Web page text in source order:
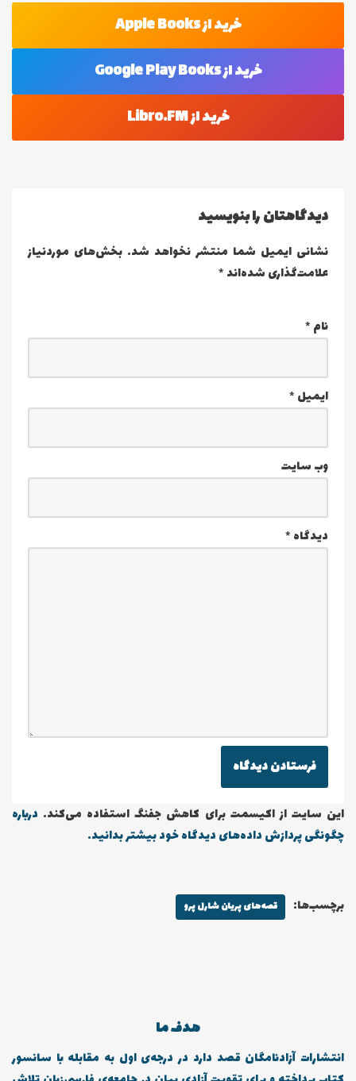
خرید از Apple Books
خرید از Google Play Books
خرید از Libro.FM
دیدگاهتان را بنویسید
نشانی ایمیل شما منتشر نخواهد شد. بخش‌های موردنیاز
علامت‌گذاری شده‌اند*
نام*
ایمیل*
وب‌ سایت
دیدگاه*
این سایت از اکیسمت برای کاهش جفنگ استفاده می‌کند. درباره
چگونگی پردازش داده‌های دیدگاه خود بیشتر بدانید.
برچسب‌ها: قصه‌های پریان شارل پرو
هدف ما
انتشارات آزادنامگان قصد دارد در درجه‌ی اول به مقابله با سانسور